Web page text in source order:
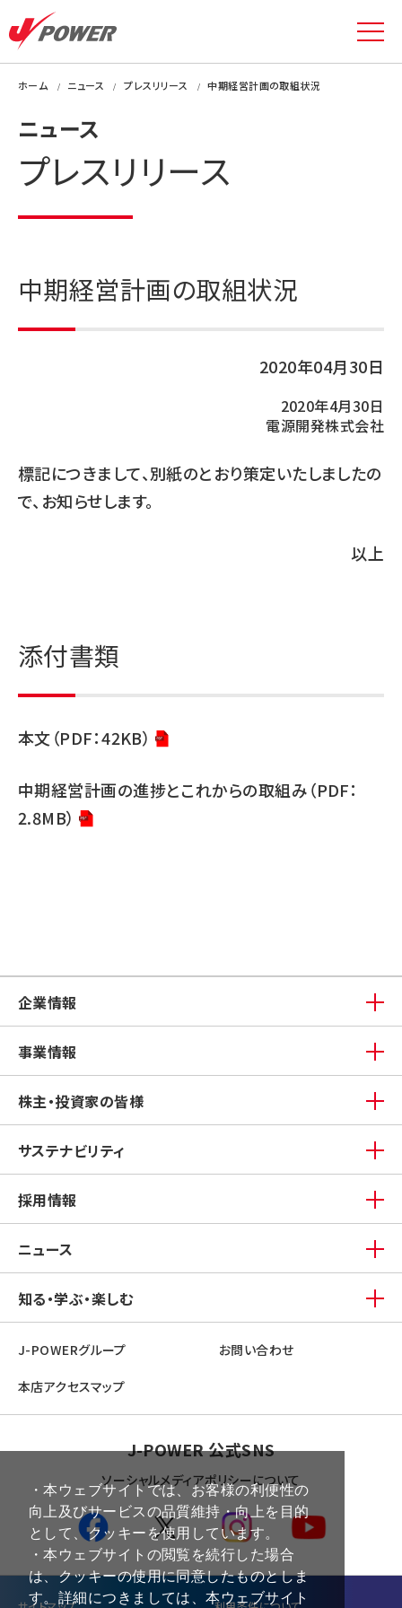
・本ウェブサイトでは、お客様の利便性の
向上及びサービスの品質維持・向上を目的
として、クッキーを使用しています。
・本ウェブサイトの閲覧を続行した場合
は、クッキーの使用に同意したものとしま
す。詳細につきましては、本ウェブサイト
ホーム ニュース プレスリリース 中期経営計画の取組状況
ニュース
プレスリリース
中期経営計画の取組状況
2020年04月30日
2020年4月30日
電源開発株式会社
標記につきまして、別紙のとおり策定いたしましたの
で、お知らせします。
以上
添付書類
本文（PDF：42KB）
中期経営計画の進捗とこれからの取組み（PDF：
2.8MB）
企業情報
事業情報
株主・投資家の皆様
サステナビリティ
採用情報
ニュース
知る・学ぶ・楽しむ
J-POWERグループ お問い合わせ
本店アクセスマップ
J-POWER 公式SNS
ソーシャルメディアポリシーについて